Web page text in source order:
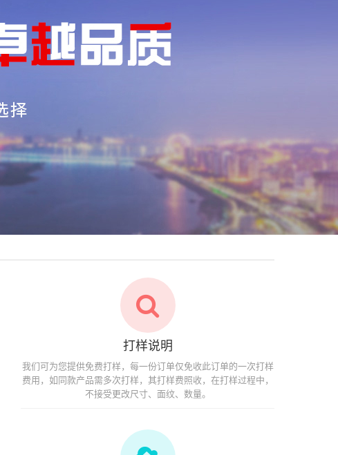
打样说明
我们可为您提供免费打样，每一份订单仅免收此订单的一次打样
费用，如同款产品需多次打样，其打样费照收，在打样过程中，
不接受更改尺寸、面纹、数量。